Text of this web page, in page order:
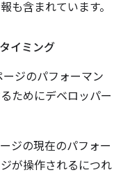
も含まれています。
イミング
ジのパフォーマン
ためにデベロッパー
ジの現在のパフォー
が操作されるにつれ